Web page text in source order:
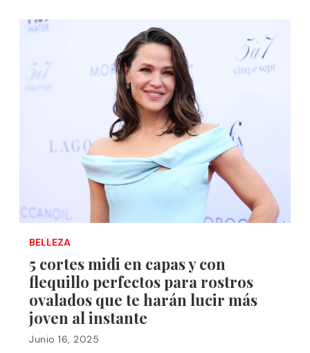
BELLEZA
5 cortes midi en capas y con
flequillo perfectos para rostros
ovalados que te harán lucir más
joven al instante
Junio 16, 2025